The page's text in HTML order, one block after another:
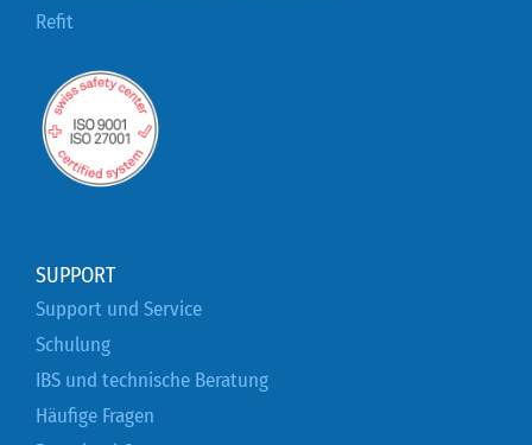
Refit
SUPPORT
Support und Service
Schulung
IBS und technische Beratung
Häufige Fragen